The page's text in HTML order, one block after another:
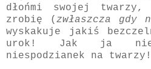
dłońmi swojej
zrobię ( zwłaszcza gdy
wyskakuje jakiś
urok! Jak ja
niespodzianek na twarzy!